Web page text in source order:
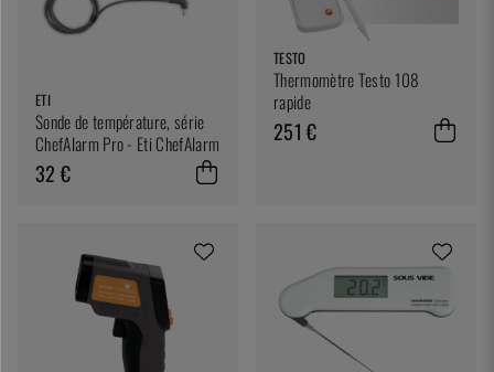
ETI
Sonde de température, série
ChefAlarm Pro - Eti ChefAlarm
32 €
TESTO
Thermomètre Testo 108
rapide
251 €